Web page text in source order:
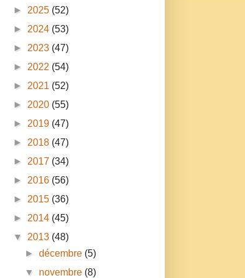
► 2025 (52)
► 2024 (53)
► 2023 (47)
► 2022 (54)
► 2021 (52)
► 2020 (55)
► 2019 (47)
► 2018 (47)
► 2017 (34)
► 2016 (56)
► 2015 (36)
► 2014 (45)
▼ 2013 (48)
►décembre (5)
▼ novembre (8)